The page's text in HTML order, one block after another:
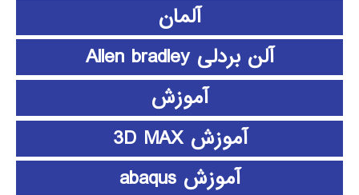
آلمان
آلن بردلی Allen bradley
آموزش
آموزش 3D MAX
آموزش abaqus